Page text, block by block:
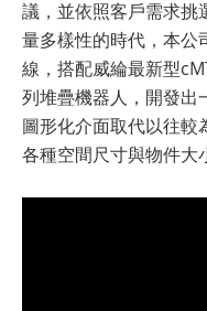
議，並依照客戶需求挑
量多樣性的時代，本公
線，搭配威綸最新型
列堆疊機器人，開發出
圖形化介面取代以往較
各種空間尺寸與物件大